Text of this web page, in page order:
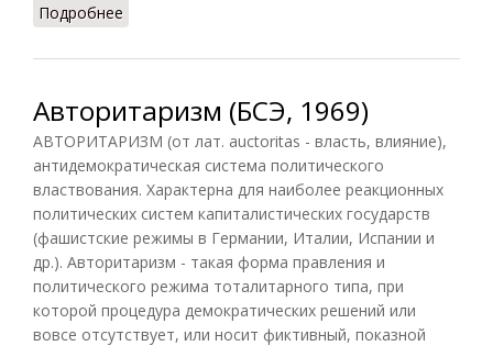
Подробнее
Авторитаризм (БСЭ, 1969)
АВТОРИТАРИЗМ (от лат. auctoritas - власть, влияние),
антидемократическая система политического
властвования. Характерна для наиболее реакционных
политических систем капиталистических государств
(фашистские режимы в Германии, Италии, Испании и
др.). Авторитаризм - такая форма правления и
политического режима тоталитарного типа, при
которой процедура демократических решений или
вовсе отсутствует, или носит фиктивный, показной